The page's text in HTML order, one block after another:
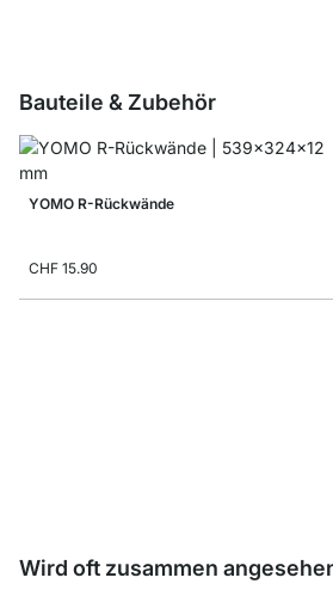
Bauteile & Zubehör
YOMO R-Rückwände
CHF 15.90
Wird oft zusammen